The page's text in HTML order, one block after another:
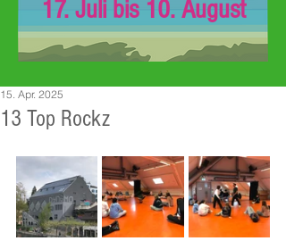
17. Juli bis 10. August
13 Top Rockz
15. Apr. 2025